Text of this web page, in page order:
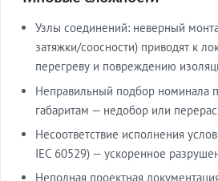
Узлы соединений: неверный
затяжки/соосности) приводят к
перегреву и повреждению
Неправильный подбор номинала
габаритам — недобор или
Несоответствие исполнения
IEC 60529) — ускоренное
Неполная проектная